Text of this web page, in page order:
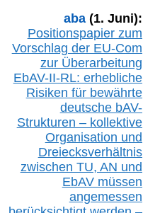
aba(1. Juni):
Positionspapier zum
Vorschlag der EU-Com
zur Überarbeitung
EbAV-II-RL: erhebliche
Risiken für bewährte
deutsche bAV-
Strukturen – kollektive
Organisation und
Dreiecksverhältnis
zwischen TU, AN und
EbAV müssen
angemessen